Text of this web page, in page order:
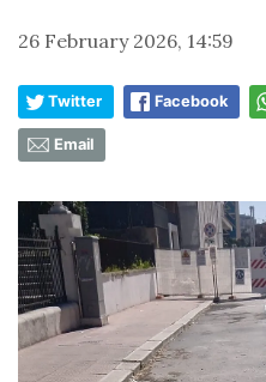
26 February 2026, 14:59
Twitter Facebook
Email